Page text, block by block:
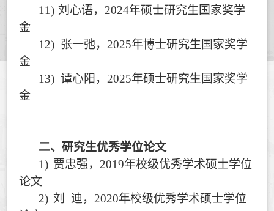
11) 刘心语， 2024年硕士研究生国家奖学
金
12) 张一弛， 2025年博士研究生国家奖学
金
13) 谭心阳， 2025年硕士研究生国家奖学
金
二、研究生优秀学位论文
1) 贾忠强， 2019年校级优秀学术硕士学位
论文
2) 刘 迪， 2020年校级优秀学术硕士学位